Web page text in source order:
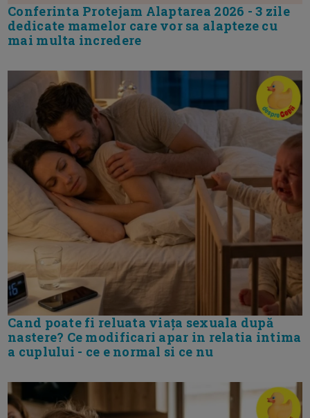
Conferinta Protejam Alaptarea 2026 - 3 zile
dedicate mamelor care vor sa alapteze cu
mai multa incredere
Cand poate fi reluata viața sexuala după
nastere? Ce modificari apar in relatia intima
a cuplului - ce e normal si ce nu